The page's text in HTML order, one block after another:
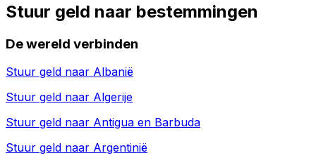
Stuur geld naar bestemmingen
De wereld verbinden
Stuur geld naar Albanië
Stuur geld naar Algerije
Stuur geld naar Antigua en Barbuda
Stuur geld naar Argentinië